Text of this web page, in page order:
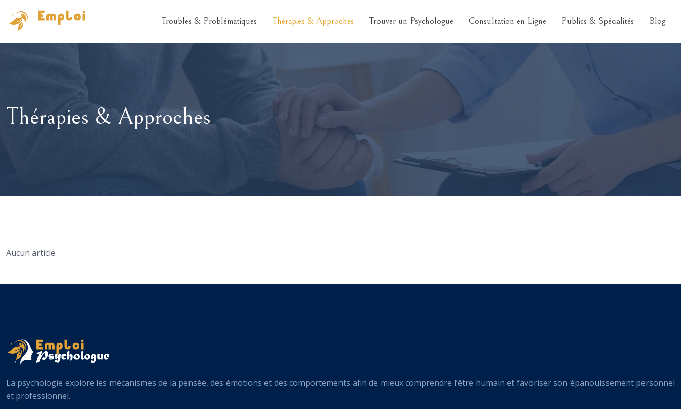
Troubles & Problématiques Thérapies & Approches Trouver un Psychologue Consultation en Ligne Publics & Spécialités Blog
Thérapies & Approches
Aucun article
La psychologie explore les mécanismes de la pensée, des émotions et des comportements afin de mieux comprendre l’être humain et favoriser son épanouissement personnel
et professionnel.